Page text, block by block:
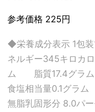
参考価格 225円
◆栄養成分表示 1包
ネルギー345キロカ
ム 脂質17.4グラ
食塩相当量0.1グラ
無脂乳固形分 8.0パ